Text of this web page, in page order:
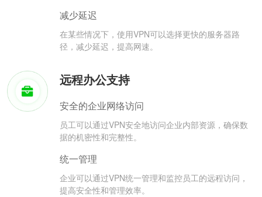
减少延迟
在某些情况下，使用VPN可以选择更快的服务器路
径，减少延迟，提高网速。
远程办公支持
安全的企业网络访问
员工可以通过VPN安全地访问企业内部资源，确保数
据的机密性和完整性。
统一管理
企业可以通过VPN统一管理和监控员工的远程访问，
提高安全性和管理效率。